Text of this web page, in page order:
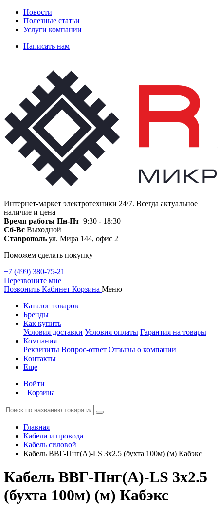
Новости
Полезные статьи
Услуги компании
Написать нам
Интернет-маркет электротехники 24/7. Всегда актуальное
наличие и цена
Время работы Пн-Пт 9:30 - 18:30
Сб-Вс Выходной
Ставрополь ул. Мира 144, офис 2
Поможем сделать покупку
+7 (499) 380-75-21
Перезвоните мне
Позвонить Кабинет Корзина Меню
Каталог товаров
Бренды
Как купить
Условия доставки Условия оплаты Гарантия на товары
Компания
Реквизиты Вопрос-ответ Отзывы о компании
Контакты
Еще
Войти
Корзина
Главная
Кабели и провода
Кабель силовой
Кабель ВВГ-Пнг(А)-LS 3х2.5 (бухта 100м) (м) Кабэкс
Кабель ВВГ-Пнг(А)-LS 3х2.5
(бухта 100м) (м) Кабэкс